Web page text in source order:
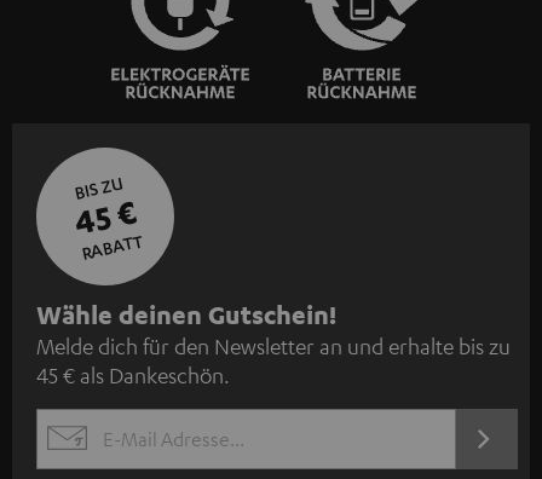
BIS ZU
45 €
RABATT
N
e
w
s
l
Wähle deinen Gutschein!
Melde dich für den Newsletter an und erhalte bis zu
45 € als Dankeschön.
EMAIL
JETZT